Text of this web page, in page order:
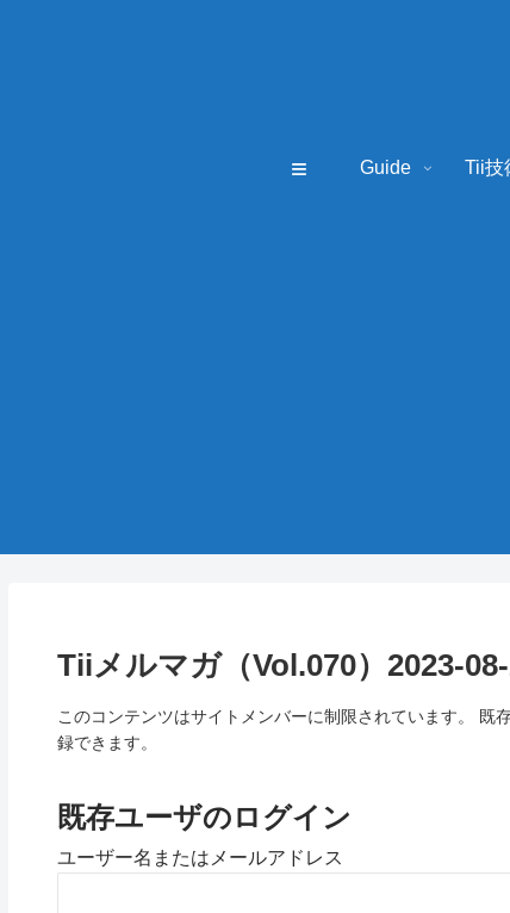
≡ Guide Tii技
Tiiメルマガ（Vol.070）2023-
このコンテンツはサイトメンバーに制限されています。 既
録できます。
既存ユーザのログイン
ユーザー名またはメールアドレス